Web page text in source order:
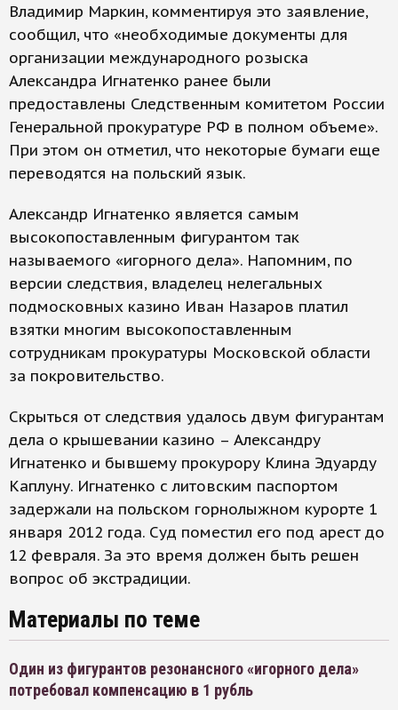
Владимир Маркин, комментируя это заявление,
сообщил, что «необходимые документы для
организации международного розыска
Александра Игнатенко ранее были
предоставлены Следственным комитетом России
Генеральной прокуратуре РФ в полном объеме».
При этом он отметил, что некоторые бумаги еще
переводятся на польский язык.
Александр Игнатенко является самым
высокопоставленным фигурантом так
называемого «игорного дела». Напомним, по
версии следствия, владелец нелегальных
подмосковных казино Иван Назаров платил
взятки многим высокопоставленным
сотрудникам прокуратуры Московской области
за покровительство.
Скрыться от следствия удалось двум фигурантам
дела о крышевании казино – Александру
Игнатенко и бывшему прокурору Клина Эдуарду
Каплуну. Игнатенко с литовским паспортом
задержали на польском горнолыжном курорте 1
января 2012 года. Суд поместил его под арест до
12 февраля. За это время должен быть решен
вопрос об экстрадиции.
Материалы по теме
Один из фигурантов резонансного «игорного дела»
потребовал компенсацию в 1 рубль